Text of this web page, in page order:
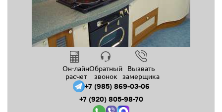
Он-лайн
расчет
Обратный
звонок
Вызвать
замерщика
+7 (985) 869-03-06
+7 (920) 805-98-70